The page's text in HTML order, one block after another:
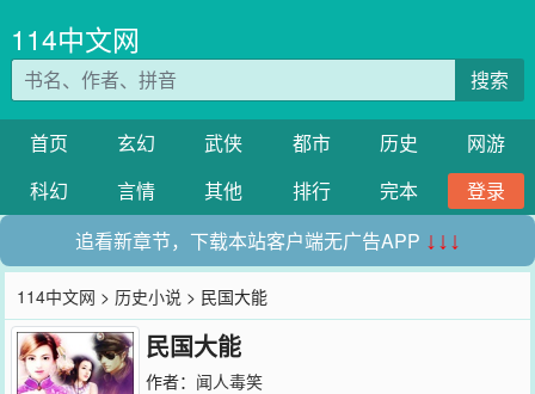
114中文网
搜索
首页 玄幻 武侠 都市 历史
网游
科幻
言情 其他 排行 完本
登录
追看新章节，下载本站客户端无广告APP ↓↓↓
114中文网 > 历史小说 > 民国大能
民国大能
作者： 闻人毒笑